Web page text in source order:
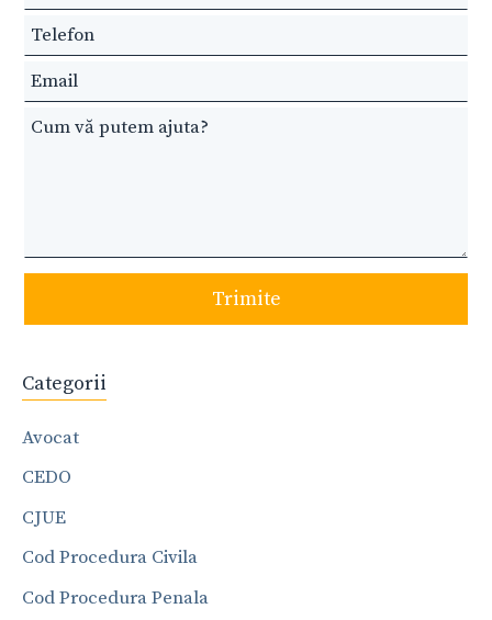
this
field
blank
Trimite
Categorii
Avocat
CEDO
CJUE
Cod Procedura Civila
Cod Procedura Penala